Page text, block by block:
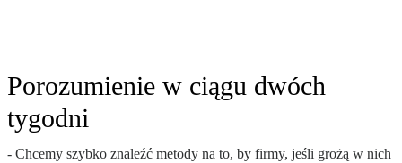
Porozumienie w ciągu dwóch
tygodni
- Chcemy szybko znaleźć metody na to, by firmy, jeśli grożą w nich